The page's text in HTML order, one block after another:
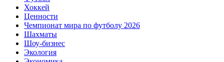
Хоккей
Ценности
Чемпионат мира по футболу 2026
Шахматы
Шоу-бизнес
Экология